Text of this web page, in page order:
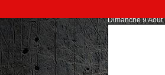
Dimanche 9 Août